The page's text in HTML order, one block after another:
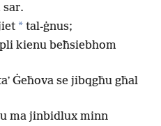
sar.
* tal-ġnus;
kienu beħsiebhom
Ġeħova se jibqgħu għal
ma jinbidlux minn